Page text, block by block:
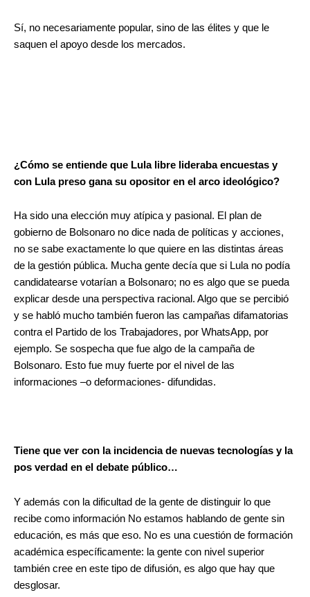
Sí, no necesariamente popular, sino de las élites y que le
saquen el apoyo desde los mercados.
¿Cómo se entiende que Lula libre lideraba encuestas y
con Lula preso gana su opositor en el arco ideológico?
Ha sido una elección muy atípica y pasional. El plan de
gobierno de Bolsonaro no dice nada de políticas y acciones,
no se sabe exactamente lo que quiere en las distintas áreas
de la gestión pública. Mucha gente decía que si Lula no podía
candidatearse votarían a Bolsonaro; no es algo que se pueda
explicar desde una perspectiva racional. Algo que se percibió
y se habló mucho también fueron las campañas difamatorias
contra el Partido de los Trabajadores, por WhatsApp, por
ejemplo. Se sospecha que fue algo de la campaña de
Bolsonaro. Esto fue muy fuerte por el nivel de las
informaciones –o deformaciones- difundidas.
Tiene que ver con la incidencia de nuevas tecnologías y la
pos verdad en el debate público…
Y además con la dificultad de la gente de distinguir lo que
recibe como información No estamos hablando de gente sin
educación, es más que eso. No es una cuestión de formación
académica específicamente: la gente con nivel superior
también cree en este tipo de difusión, es algo que hay que
desglosar.